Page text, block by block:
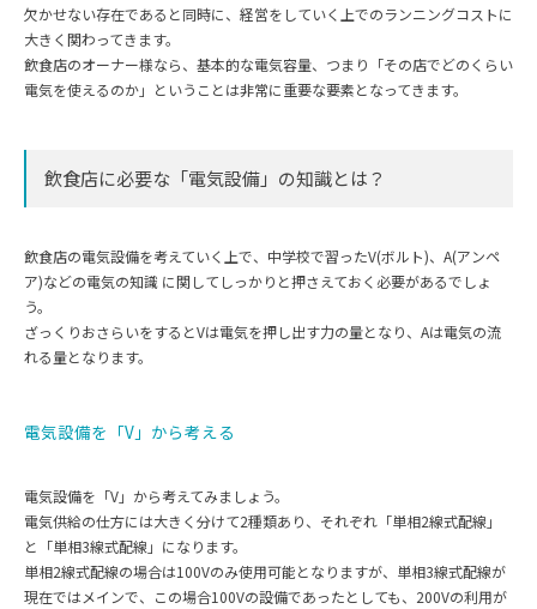
欠かせない存在であると同時に、経営をしていく上でのランニングコストに
大きく関わってきます。
飲食店のオーナー様なら、基本的な電気容量、つまり「その店でどのくらい
電気を使えるのか」ということは非常に重要な要素となってきます。
飲食店に必要な「電気設備」の知識とは？
飲食店の電気設備を考えていく上で、中学校で習ったV(ボルト)、A(アンペ
ア)などの電気の知識 に関してしっかりと押さえておく必要があるでしょ
う。
ざっくりおさらいをするとVは電気を押し出す力の量となり、Aは電気の流
れる量となります。
電気設備を「V」から考える
電気設備を「V」から考えてみましょう。
電気供給の仕方には大きく分けて2種類あり、それぞれ「単相2線式配線」
と「単相3線式配線」になります。
単相2線式配線の場合は100Vのみ使用可能となりますが、単相3線式配線が
現在ではメインで、この場合100Vの設備であったとしても、200Vの利用が